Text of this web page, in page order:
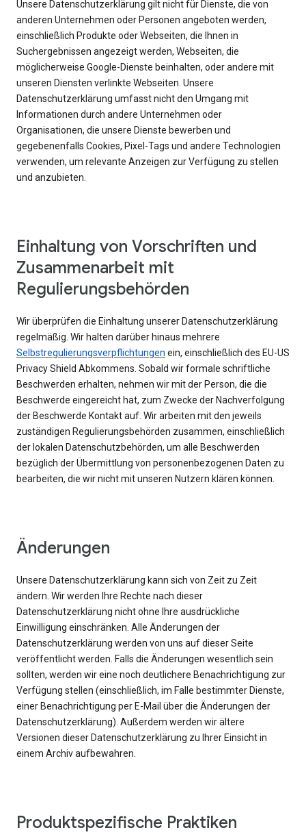
Unsere Datenschutzerklärung gilt nicht für Dienste, die von
anderen Unternehmen oder Personen angeboten werden,
einschließlich Produkte oder Webseiten, die Ihnen in
Suchergebnissen angezeigt werden, Webseiten, die
möglicherweise Google-Dienste beinhalten, oder andere mit
unseren Diensten verlinkte Webseiten. Unsere
Datenschutzerklärung umfasst nicht den Umgang mit
Informationen durch andere Unternehmen oder
Organisationen, die unsere Dienste bewerben und
gegebenenfalls Cookies, Pixel-Tags und andere Technologien
verwenden, um relevante Anzeigen zur Verfügung zu stellen
und anzubieten.
Einhaltung von Vorschriften und
Zusammenarbeit mit
Regulierungsbehörden
Wir überprüfen die Einhaltung unserer Datenschutzerklärung
regelmäßig. Wir halten darüber hinaus mehrere
Selbstregulierungsverpflichtungen ein, einschließlich des EU-US
Privacy Shield Abkommens. Sobald wir formale schriftliche
Beschwerden erhalten, nehmen wir mit der Person, die die
Beschwerde eingereicht hat, zum Zwecke der Nachverfolgung
der Beschwerde Kontakt auf. Wir arbeiten mit den jeweils
zuständigen Regulierungsbehörden zusammen, einschließlich
der lokalen Datenschutzbehörden, um alle Beschwerden
bezüglich der Übermittlung von personenbezogenen Daten zu
bearbeiten, die wir nicht mit unseren Nutzern klären können.
Änderungen
Unsere Datenschutzerklärung kann sich von Zeit zu Zeit
ändern. Wir werden Ihre Rechte nach dieser
Datenschutzerklärung nicht ohne Ihre ausdrückliche
Einwilligung einschränken. Alle Änderungen der
Datenschutzerklärung werden von uns auf dieser Seite
veröffentlicht werden. Falls die Änderungen wesentlich sein
sollten, werden wir eine noch deutlichere Benachrichtigung zur
Verfügung stellen (einschließlich, im Falle bestimmter Dienste,
einer Benachrichtigung per E-Mail über die Änderungen der
Datenschutzerklärung). Außerdem werden wir ältere
Versionen dieser Datenschutzerklärung zu Ihrer Einsicht in
einem Archiv aufbewahren.
Produktspezifische Praktiken